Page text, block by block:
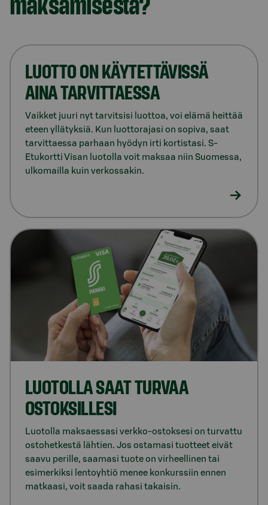
LUOTTO ON KÄYTETTÄVISSÄ
AINA TARVITTAESSA
Vaikket juuri nyt tarvitsisi luottoa, voi elämä heittää
eteen yllätyksiä. Kun luottorajasi on sopiva, saat
tarvittaessa parhaan hyödyn irti kortistasi. S-
Etukortti Visan luotolla voit maksaa niin Suomessa,
ulkomailla kuin verkossakin.
LUOTOLLA SAAT TURVAA
OSTOKSILLESI
Luotolla maksaessasi verkko-ostoksesi on turvattu
ostohetkestä lähtien. Jos ostamasi tuotteet eivät
saavu perille, saamasi tuote on virheellinen tai
esimerkiksi lentoyhtiö menee konkurssiin ennen
matkaasi, voit saada rahasi takaisin.